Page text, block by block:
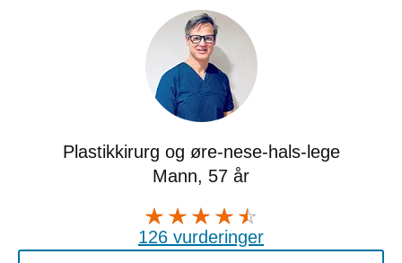
Plastikkirurg og øre-nese-hals-lege
Mann, 57 år
126 vurderinger